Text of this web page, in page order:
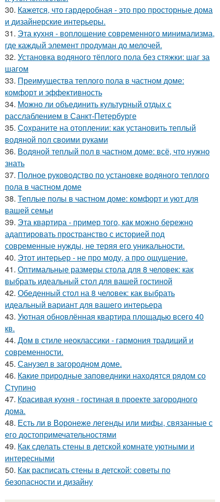
30. Кажется, что гардеробная - это про просторные дома
и дизайнерские интерьеры.
31. Эта кухня - воплощение современного минимализма,
где каждый элемент продуман до мелочей.
32. Установка водяного тёплого пола без стяжки: шаг за
шагом
33. Преимущества теплого пола в частном доме:
комфорт и эффективность
34. Можно ли объединить культурный отдых с
расслаблением в Санкт-Петербурге
35. Сохраните на отоплении: как установить теплый
водяной пол своими руками
36. Водяной теплый пол в частном доме: всё, что нужно
знать
37. Полное руководство по установке водяного теплого
пола в частном доме
38. Теплые полы в частном доме: комфорт и уют для
вашей семьи
39. Эта квартира - пример того, как можно бережно
адаптировать пространство с историей под
современные нужды, не теряя его уникальности.
40. Этот интерьер - не про моду, а про ощущение.
41. Оптимальные размеры стола для 8 человек: как
выбрать идеальный стол для вашей гостиной
42. Обеденный стол на 8 человек: как выбрать
идеальный вариант для вашего интерьера
43. Уютная обновлённая квартира площадью всего 40
кв.
44. Дом в стиле неоклассики - гармония традиций и
современности.
45. Санузел в загородном доме.
46. Какие природные заповедники находятся рядом со
Ступино
47. Красивая кухня - гостиная в проекте загородного
дома.
48. Есть ли в Воронеже легенды или мифы, связанные с
его достопримечательностями
49. Как сделать стены в детской комнате уютными и
интересными
50. Как расписать стены в детской: советы по
безопасности и дизайну